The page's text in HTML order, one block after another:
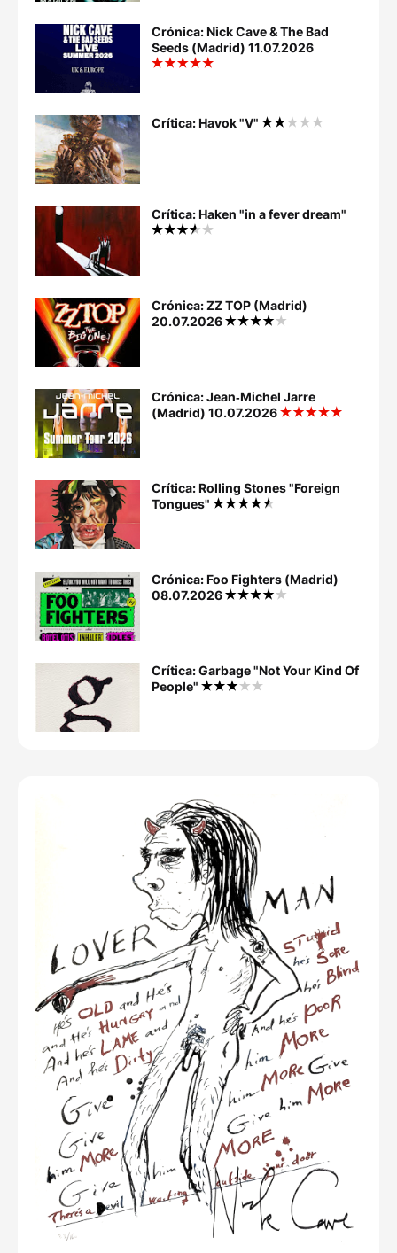
Crónica: Nick Cave & The Bad
Seeds (Madrid) 11.07.2026
Crítica: Havok "V"
Crítica: Haken "in a fever dream"
Crónica: ZZ TOP (Madrid)
20.07.2026
Crónica: Jean‐Michel Jarre
(Madrid) 10.07.2026
Crítica: Rolling Stones "Foreign
Tongues"
Crónica: Foo Fighters (Madrid)
08.07.2026
Crítica: Garbage "Not Your Kind Of
People"